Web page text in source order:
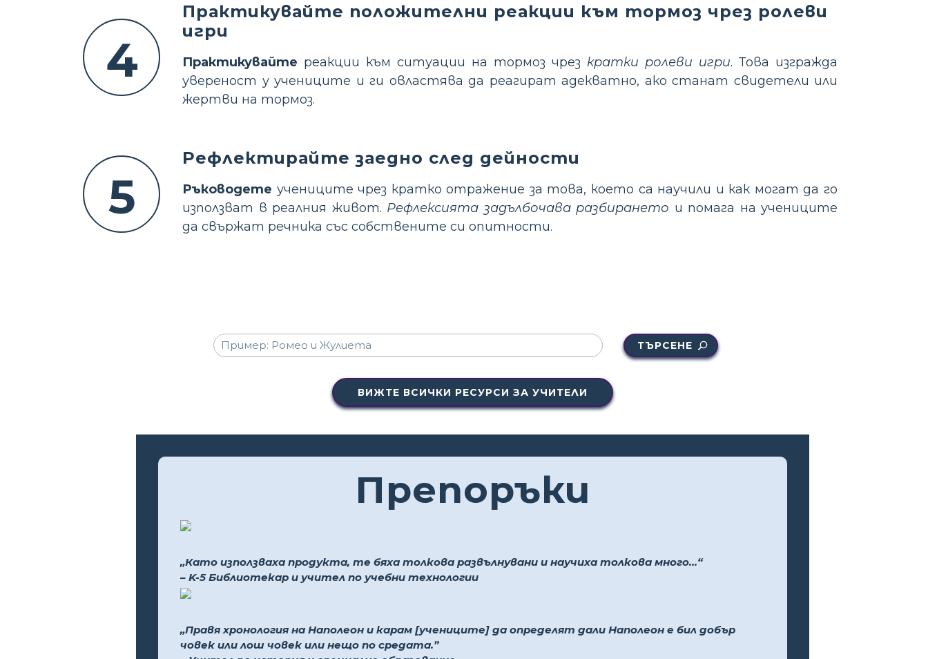
4
Практикувайте положителни реакции към тормоз чрез ролеви
игри
Практикувайте реакции към ситуации на тормоз чрез кратки ролеви игри. Това изгражда
увереност у учениците и ги овластява да реагират адекватно, ако станат свидетели или
жертви на тормоз.
5
Рефлектирайте заедно след дейности
Ръководете учениците чрез кратко отражение за това, което са научили и как могат да го
използват в реалния живот. Рефлексията задълбочава разбирането и помага на учениците
да свържат речника със собствените си опитности.
ТЪРСЕНЕ
ВИЖТЕ ВСИЧКИ РЕСУРСИ ЗА УЧИТЕЛИ
Препоръки
„Като използваха продукта, те бяха толкова развълнувани и научиха толкова много...“
– K-5 Библиотекар и учител по учебни технологии
„Правя хронология на Наполеон и карам [учениците] да определят дали Наполеон е бил добър
човек или лош човек или нещо по средата.”